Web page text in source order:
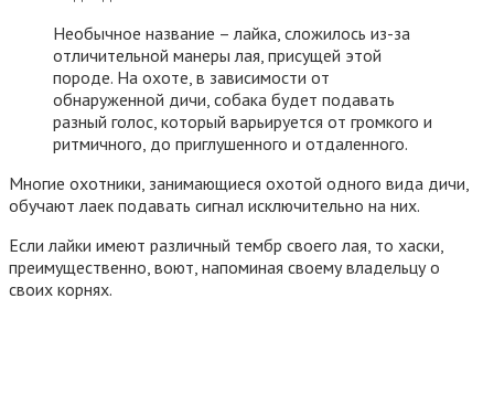
Необычное название – лайка, сложилось из-за
отличительной манеры лая, присущей этой
породе. На охоте, в зависимости от
обнаруженной дичи, собака будет подавать
разный голос, который варьируется от громкого и
ритмичного, до приглушенного и отдаленного.
Многие охотники, занимающиеся охотой одного вида дичи,
обучают лаек подавать сигнал исключительно на них.
Если лайки имеют различный тембр своего лая, то хаски,
преимущественно, воют, напоминая своему владельцу о
своих корнях.